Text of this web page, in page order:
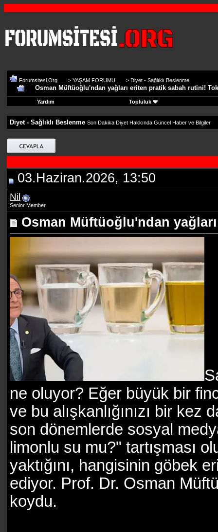
Forumsitesi.Org > YAŞAM FORUMU > Diyet - Sağlıklı Beslenme
Osman Müftüoğlu'ndan yağları eriten pratik sabah rutini!
Yardım Topluluk
Diyet - Sağlıklı Beslenme Son Dakika Diyet Hakkında Güncel Haber ve Bilgiler
03.Haziran.2026, 13:50
Nil
Senior Member
Osman Müftüoğlu'ndan
ne oluyor? Eğer büyük bir
ve bu alışkanlığınızı bir
son dönemlerde sosyal
limonlu su mu?" tartışması
yaktığını, hangisinin göbek
ediyor. Prof. Dr. Osman
koydu.